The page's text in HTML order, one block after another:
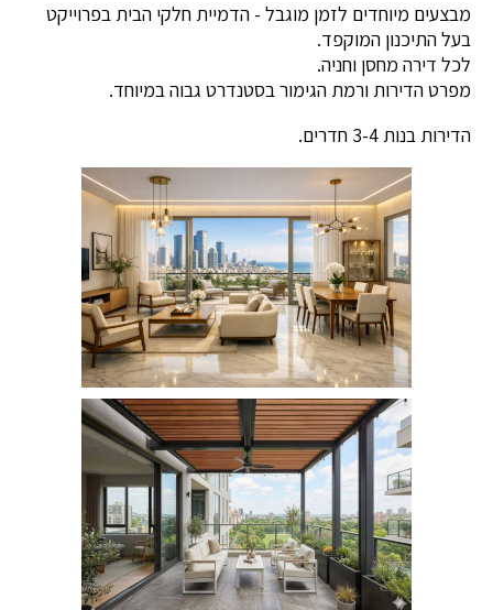
מבצעים מיוחדים לזמן מוגבל - הדמיית חלקי הבית בפרוייקט
בעל התיכנון המוקפד.
לכל דירה מחסן וחניה.
מפרט הדירות ורמת הגימור בסטנדרט גבוה במיוחד.
הדירות בנות 3-4 חדרים.